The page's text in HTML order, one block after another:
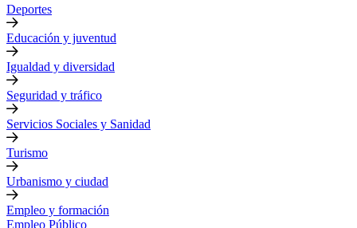
Deportes
Educación y juventud
Igualdad y diversidad
Seguridad y tráfico
Servicios Sociales y Sanidad
Turismo
Urbanismo y ciudad
Empleo y formación
Empleo Público